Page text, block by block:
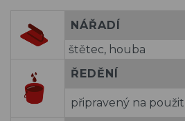
NÁŘADÍ
štětec, houba
ŘEDĚNÍ
připravený na